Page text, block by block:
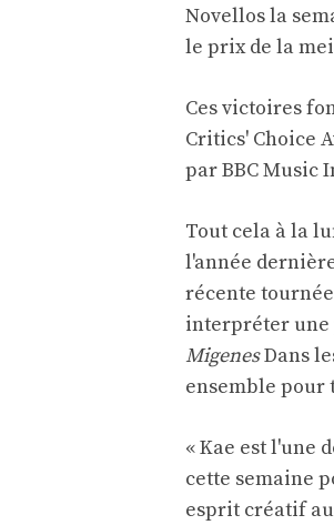
Novellos la
le prix de la
Ces victoires
Critics' Choice
par BBC Music
Tout cela à la
l'année
récente
interpréter une
MigenesDans
ensemble
« Kae est l'une
cette semaine
esprit créatif